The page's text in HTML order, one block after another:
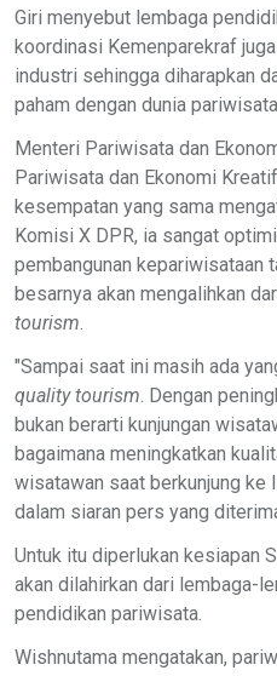
Giri menyebut lembaga
koordinasi Kemenparekraf
industri sehingga diharapkan
paham dengan dunia pariwisata.
Menteri Pariwisata dan
Pariwisata dan Ekonomi
kesempatan yang sama
Komisi X DPR, ia sangat
pembangunan kepariwisataan
besarnya akan mengalihkan
tourism
"Sampai saat ini masih ada
quality tourism . Dengan
bukan berarti kunjungan
bagaimana meningkatkan
wisatawan saat berkunjung ke
dalam siaran pers yang
Untuk itu diperlukan kesiapan
akan dilahirkan dari lembaga-
pendidikan pariwisata.
Wishnutama mengatakan,